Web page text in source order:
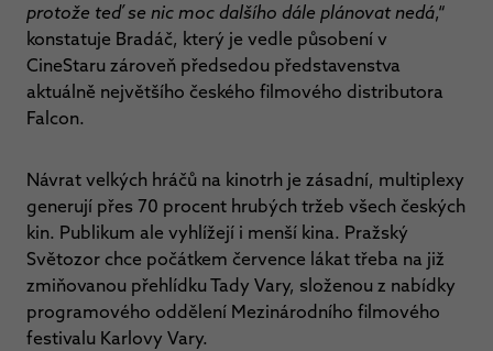
protože teď se nic moc dalšího dále plánovat nedá,“
konstatuje Bradáč, který je vedle působení v
CineStaru zároveň předsedou představenstva
aktuálně největšího českého filmového distributora
Falcon.
Návrat velkých hráčů na kinotrh je zásadní, multiplexy
generují přes 70 procent hrubých tržeb všech českých
kin. Publikum ale vyhlížejí i menší kina. Pražský
Světozor chce počátkem července lákat třeba na již
zmiňovanou přehlídku Tady Vary, složenou z nabídky
programového oddělení Mezinárodního filmového
festivalu Karlovy Vary.